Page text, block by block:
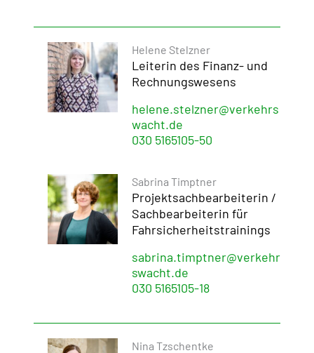
Helene Stelzner
Leiterin des Finanz- und
Rechnungswesens
helene.stelzner@verkehrs
wacht.de
030 5165105-50
Sabrina Timptner
Projektsachbearbeiterin /
Sachbearbeiterin für
Fahrsicherheitstrainings
sabrina.timptner@verkehr
swacht.de
030 5165105-18
Nina Tzschentke